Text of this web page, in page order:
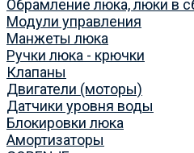
Обрамление люка, люки в
Модули управления
Манжеты люка
Ручки люка - крючки
Клапаны
Двигатели (моторы)
Датчики уровня воды
Блокировки люка
Амортизаторы